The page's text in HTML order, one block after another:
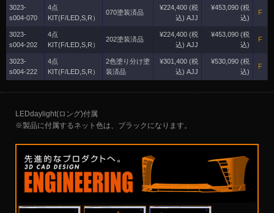
3023-
s004-070
4点
KIT(F/LED,S,R）
070塗装済品
¥224,400 (税
込) AJJ
¥453,090 (税
込)
F
3023-
s004-202
4点
KIT(F/LED,S,R）
202塗装済品
¥224,400 (税
込) AJJ
¥453,090 (税
込)
F
3023-
s004-222
4点
KIT(F/LED,S,R）
2色塗り分け塗
装済品
¥301,400 (税
込) AJJ
¥530,090 (税
込)
F
LEDdaylight(ロング)付属
※製品に付属するネット色は、ブラックになります。